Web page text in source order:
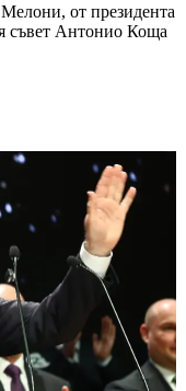
от президента
съвет Антонио Коща